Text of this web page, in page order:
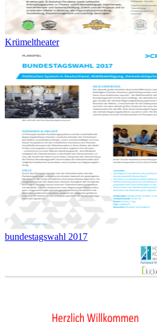
Krümeltheater
bundestagswahl 2017